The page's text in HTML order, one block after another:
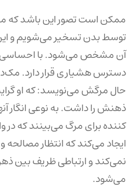
ممکن است تصور این باشد که
توسط بدن تسخیر می‌شویم و
آن مشخص می‌شود. با احساسی
دسترس هشیاری قرار دارد.
حال مرگش می‌نویسد: که او
ذهنش را داشت. به نوعی انگار
کننده برای مرگ می‌بینند که در
ایجاد می‌کند که انتظار
نمی‌کند و ارتباطی ظریف بین
می‌شود.